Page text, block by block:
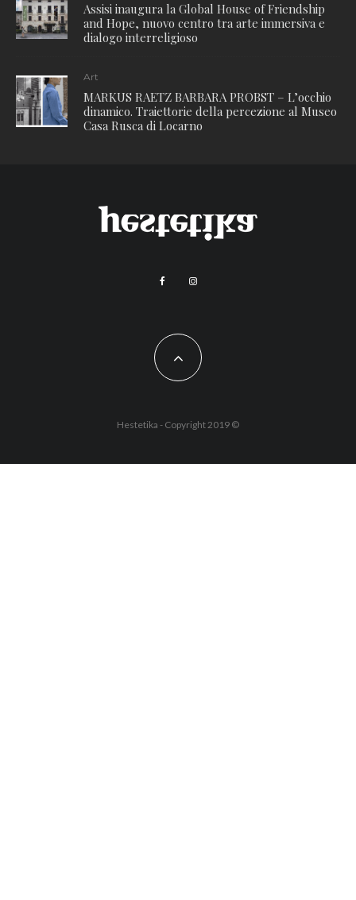
Assisi inaugura la Global House of Friendship
and Hope, nuovo centro tra arte immersiva e
dialogo interreligioso
Art
MARKUS RAETZ BARBARA PROBST – L’occhio
dinamico. Traiettorie della percezione al Museo
Casa Rusca di Locarno
Hestetika - Copyright 2019 ©